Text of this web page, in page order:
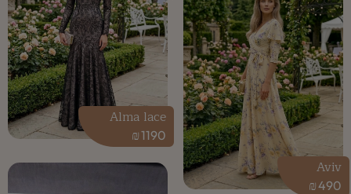
490
₪
Aviv
1190
₪
Alma lace